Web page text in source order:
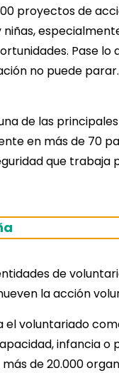
proyectos de
niñas,
Pase lo
no puede
de las
en más de 70
que trabaja
de
la acción
el voluntariado
infancia o
de 20.000